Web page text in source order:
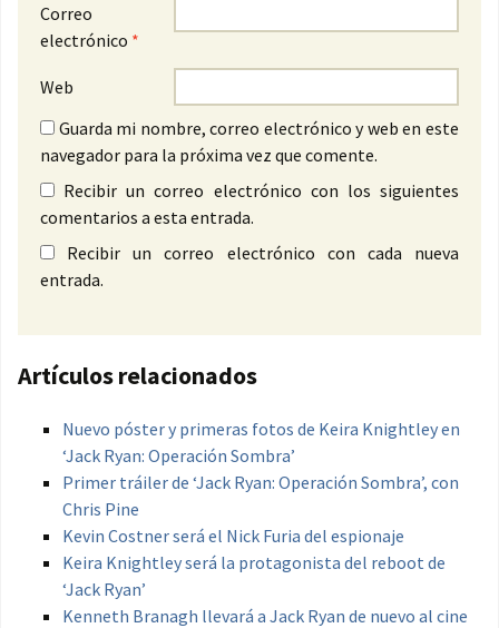
Correo
electrónico *
Web
Guarda mi nombre, correo electrónico y web en este
navegador para la próxima vez que comente.
Recibir un correo electrónico con los siguientes
comentarios a esta entrada.
Recibir un correo electrónico con cada nueva
entrada.
Artículos relacionados
Nuevo póster y primeras fotos de Keira Knightley en
‘Jack Ryan: Operación Sombra’
Primer tráiler de ‘Jack Ryan: Operación Sombra’, con
Chris Pine
Kevin Costner será el Nick Furia del espionaje
Keira Knightley será la protagonista del reboot de
‘Jack Ryan’
Kenneth Branagh llevará a Jack Ryan de nuevo al cine